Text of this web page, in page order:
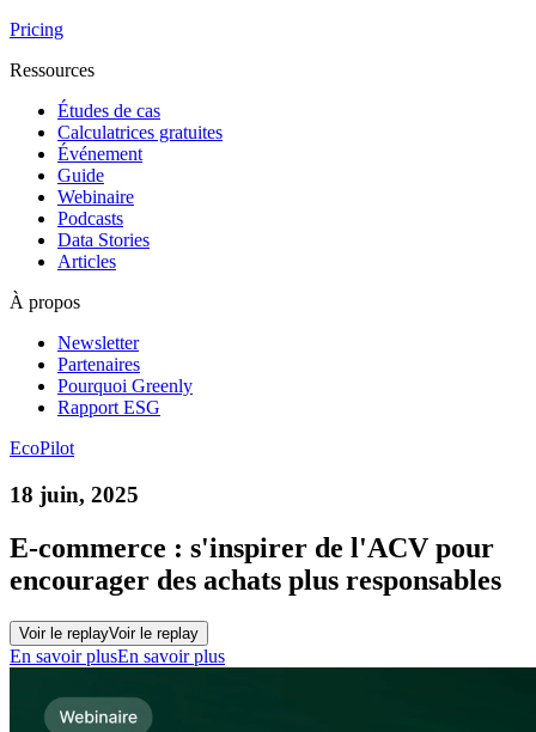
Pricing
Ressources
Études de cas
Calculatrices gratuites
Événement
Guide
Webinaire
Podcasts
Data Stories
Articles
À propos
Newsletter
Partenaires
Pourquoi Greenly
Rapport ESG
EcoPilot
18 juin, 2025
E-commerce : s'inspirer de l'ACV pour
encourager des achats plus responsables
Voir le replayVoir le replay
En savoir plusEn savoir plus